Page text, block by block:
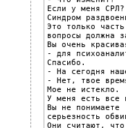
Если у меня СРЛ?
Синдром
Это только
вопросы должна
Вы очень
- для
Спасибо.
- На сегодня
- Нет, твое
Мое не истекло.
У меня есть все
Вы не понимаете
серьезность
Они считают,